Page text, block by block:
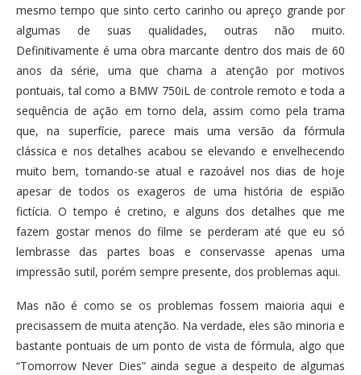
mesmo tempo que sinto certo carinho ou apreço grande por
algumas de suas qualidades, outras não muito.
Definitivamente é uma obra marcante dentro dos mais de 60
anos da série, uma que chama a atenção por motivos
pontuais, tal como a BMW 750iL de controle remoto e toda a
sequência de ação em torno dela, assim como pela trama
que, na superfície, parece mais uma versão da fórmula
clássica e nos detalhes acabou se elevando e envelhecendo
muito bem, tornando-se atual e razoável nos dias de hoje
apesar de todos os exageros de uma história de espião
fictícia. O tempo é cretino, e alguns dos detalhes que me
fazem gostar menos do filme se perderam até que eu só
lembrasse das partes boas e conservasse apenas uma
impressão sutil, porém sempre presente, dos problemas aqui.
Mas não é como se os problemas fossem maioria aqui e
precisassem de muita atenção. Na verdade, eles são minoria e
bastante pontuais de um ponto de vista de fórmula, algo que
“Tomorrow Never Dies” ainda segue a despeito de algumas